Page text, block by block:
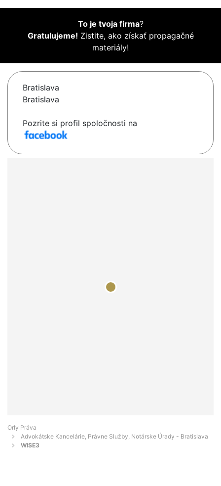
To je tvoja firma?
Gratulujeme! Zistite, ako získať propagačné
materiály!
Bratislava
Bratislava
Pozrite si profil spoločnosti na
Orly Práva
Advokátske Kancelárie, Právne Služby, Notárske Úrady - Bratislava
WISE3